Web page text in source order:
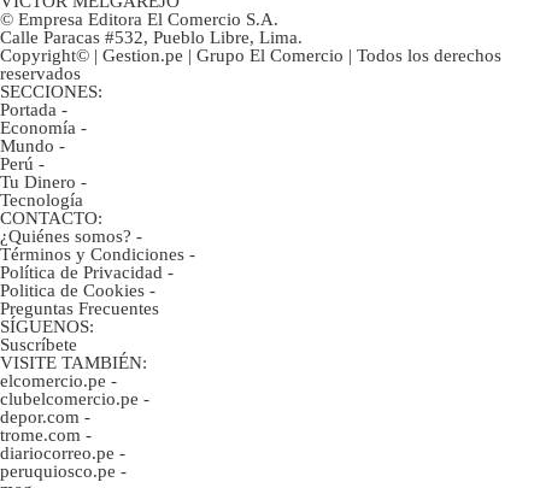
© Empresa Editora El Comercio S.A.
Calle Paracas #532, Pueblo Libre, Lima.
Copyright© | Gestion.pe | Grupo El Comercio | Todos los derechos
reservados
SECCIONES:
Portada -
Economía -
Mundo -
Perú -
Tu Dinero -
Tecnología
CONTACTO:
¿Quiénes somos? -
Términos y Condiciones -
Política de Privacidad -
Politica de Cookies -
Preguntas Frecuentes
SÍGUENOS:
Suscríbete
VISITE TAMBIÉN:
elcomercio.pe -
clubelcomercio.pe -
depor.com -
trome.com -
diariocorreo.pe -
peruquiosco.pe -